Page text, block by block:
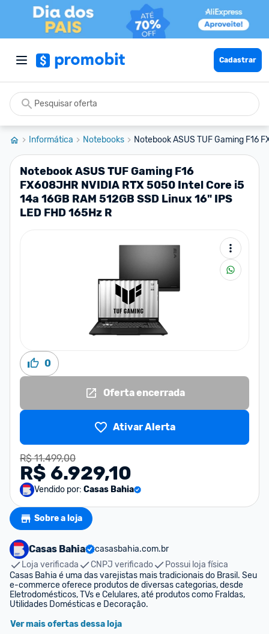
Cadastrar
Informática Notebooks Notebook ASUS TUF Gaming F16
Notebook ASUS TUF Gaming F16
FX608JHR NVIDIA RTX 5050 Intel Core i5
14a 16GB RAM 512GB SSD Linux 16" IPS
LED FHD 165Hz R
0
Oferta encerrada
Ativar Alerta
R$ 11.499,00
R$ 6.929,10
Vendido por: Casas Bahia
Sobre a loja
Casas Bahia
casasbahia.com.br
Loja verificada
CNPJ verificado
Possui loja física
Casas Bahia é uma das varejistas mais tradicionais do Brasil. Seu
e-commerce oferece produtos de diversas categorias, desde
Eletrodomésticos, TVs e Celulares, até produtos como Fraldas,
Utilidades Domésticas e Decoração.
Ver mais ofertas dessa loja